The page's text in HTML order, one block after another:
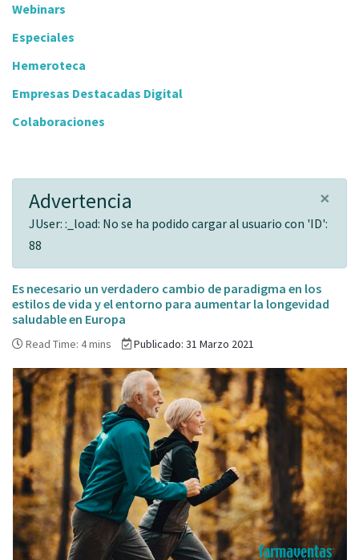
Webinars
Especiales
Hemeroteca
Empresas Destacadas Digital
Colaboraciones
×
Advertencia
JUser: :_load: No se ha podido cargar al usuario con 'ID':
88
Es necesario un verdadero cambio de paradigma en los
estilos de vida y el entorno para aumentar la longevidad
saludable en Europa
Read Time: 4 mins Publicado: 31 Marzo 2021